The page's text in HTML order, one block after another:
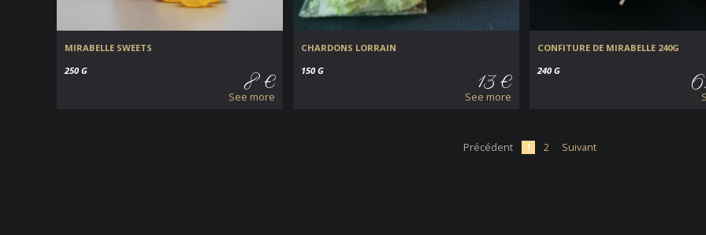
MIRABELLE SWEETS
250 G
8 €
See more
CHARDONS LORRAIN
150 G
13 €
See more
CONFITURE DE MIRABELLE 240G
240 G
Précédent 1 2 Suivant